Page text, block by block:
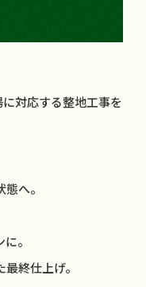
対応する整地工事を
へ。
。
終仕上げ。